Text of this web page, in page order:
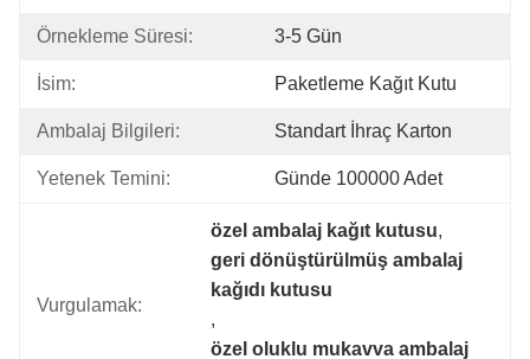
Örnekleme Süresi: 3-5 Gün
İsim: Paketleme Kağıt Kutu
Ambalaj Bilgileri: Standart İhraç Karton
Yetenek Temini: Günde 100000 Adet
Vurgulamak:
özel ambalaj kağıt kutusu,
geri dönüştürülmüş ambalaj
kağıdı kutusu
,
özel oluklu mukavva ambalaj